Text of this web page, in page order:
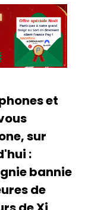
et
sur
:
bannie
de